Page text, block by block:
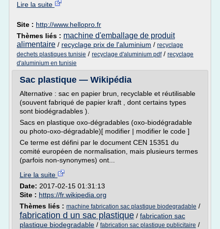
Lire la suite
Site : http://www.hellopro.fr
Thèmes liés : machine d'emballage de produit
alimentaire / recyclage prix de l'aluminium / recyclage
dechets plastiques tunisie / recyclage d'aluminium pdf/ recyclage
d'aluminium en tunisie
Sac plastique — Wikipédia
Alternative : sac en papier brun, recyclable et réutilisable
(souvent fabriqué de papier kraft , dont certains types
sont biodégradables ).
Sacs en plastique oxo-dégradables (oxo-biodégradable
ou photo-oxo-dégradable)[ modifier | modifier le code ]
Ce terme est défini par le document CEN 15351 du
comité européen de normalisation, mais plusieurs termes
(parfois non-synonymes) ont...
Lire la suite
Date: 2017-02-15 01:31:13
Site : https://fr.wikipedia.org
Thèmes liés : machine fabrication sac plastique biodegradable /
fabrication d un sac plastique / fabrication sac
plastique biodegradable / fabrication sac plastique publicitaire /